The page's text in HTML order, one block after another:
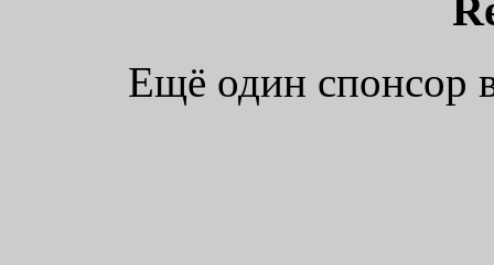
Ещё один спонсор